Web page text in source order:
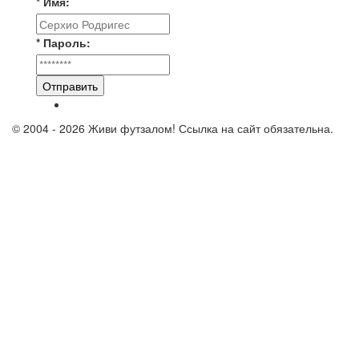
* Пароль:
Отправить
© 2004 - 2026 Живи футзалом! Ссылка на сайт обязательна.